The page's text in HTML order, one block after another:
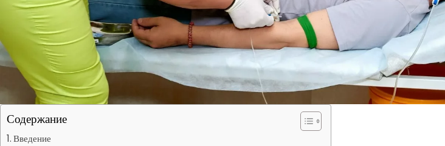
Содержание
Введение